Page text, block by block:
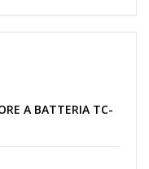
A BATTERIA TC-